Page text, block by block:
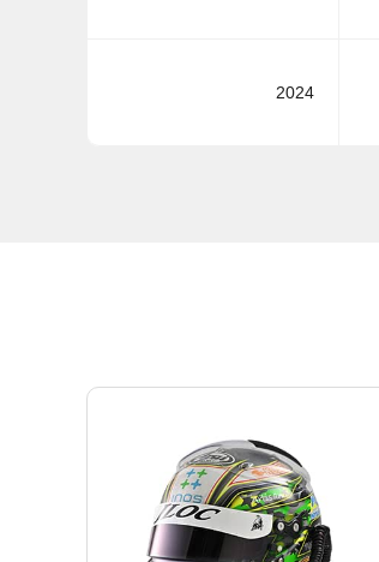
2024